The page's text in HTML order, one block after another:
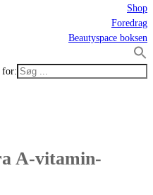
Shop
Foredrag
Beautyspace boksen
for:
A-vitamin-